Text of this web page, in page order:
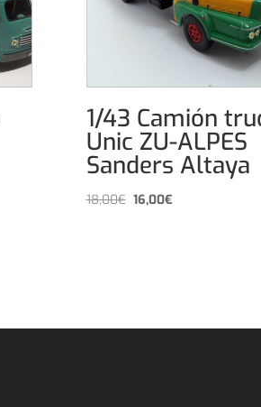
1/43 Camión
Unic ZU-ALPES
Sanders Altaya
18,00€El16,00€El